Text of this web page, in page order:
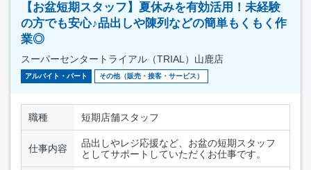
【お盆短期スタッフ】夏休みを有効活用！未経験
の方でも安心♪品出しや陳列などの簡単もくもく作
業◎
スーパーセンタートライアル（TRIAL）山鹿店
アルバイト・パート その他（販売・接客・サービス）
職種 短期店舗スタッフ
仕事内容
品出しやレジ応援など、お盆の短期スタッフ
としてサポートしていただくお仕事です。